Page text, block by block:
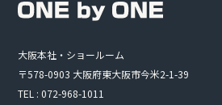
大阪本社・ショールーム
〒578-0903 大阪府東大阪市今米2-1-39
TEL : 072-968-1011